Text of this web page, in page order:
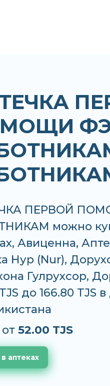
ПЕРВОЙ
можно
Авиценна,
Нур (Nur),
Гулрухсор,
до 166.80 TJS
52.00 TJS
аптеках